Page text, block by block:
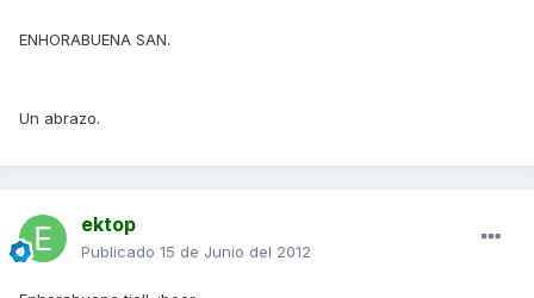
ENHORABUENA SAN.
Un abrazo.
ektop
Publicado 15 de Junio del 2012